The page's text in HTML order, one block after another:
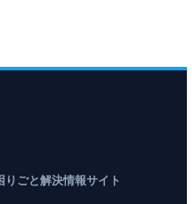
りごと解決情報サイト